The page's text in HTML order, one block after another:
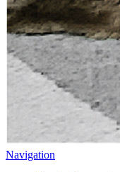
Navigation